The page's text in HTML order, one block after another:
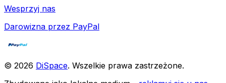
Wesprzyj nas
Darowizna przez PayPal
© 2026 DiSpace. Wszelkie prawa zastrzeżone.